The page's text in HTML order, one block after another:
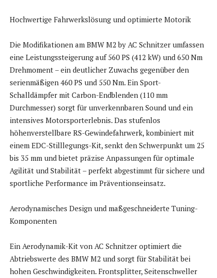
Hochwertige Fahrwerkslösung und optimierte Motorik
Die Modifikationen am BMW M2 by AC Schnitzer umfassen
eine Leistungssteigerung auf 560 PS (412 kW) und 650 Nm
Drehmoment – ein deutlicher Zuwachs gegenüber den
serienmäßigen 460 PS und 550 Nm. Ein Sport-
Schalldämpfer mit Carbon-Endblenden (110 mm
Durchmesser) sorgt für unverkennbaren Sound und ein
intensives Motorsporterlebnis. Das stufenlos
höhenverstellbare RS-Gewindefahrwerk, kombiniert mit
einem EDC-Stilllegungs-Kit, senkt den Schwerpunkt um 25
bis 35 mm und bietet präzise Anpassungen für optimale
Agilität und Stabilität – perfekt abgestimmt für sichere und
sportliche Performance im Präventionseinsatz.
Aerodynamisches Design und maßgeschneiderte Tuning-
Komponenten
Ein Aerodynamik-Kit von AC Schnitzer optimiert die
Abtriebswerte des BMW M2 und sorgt für Stabilität bei
hohen Geschwindigkeiten. Frontsplitter, Seitenschweller